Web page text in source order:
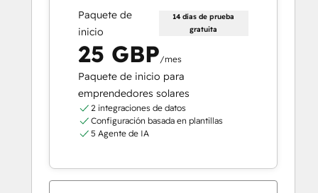
Paquete de
inicio
14 días de prueba
gratuita
25 GBP/mes
Paquete de inicio para
emprendedores solares
2 integraciones de datos
Configuración basada en plantillas
5 Agente de IA